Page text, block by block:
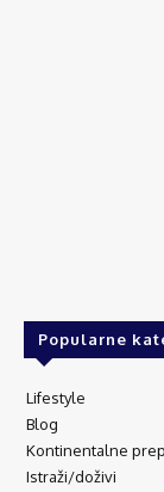
Popularne
Lifestyle
Blog
Kontinentalne
Istraži/doživi